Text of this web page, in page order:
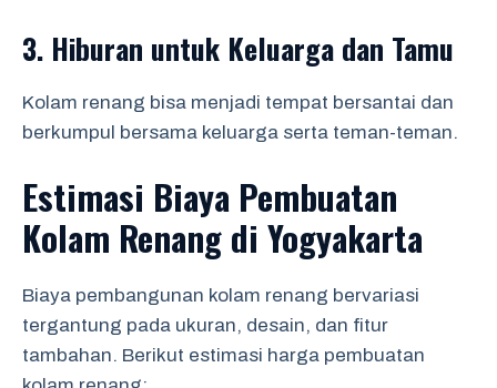
3. Hiburan untuk Keluarga dan Tamu
Kolam renang bisa menjadi tempat bersantai dan
berkumpul bersama keluarga serta teman-teman.
Estimasi Biaya Pembuatan
Kolam Renang di Yogyakarta
Biaya pembangunan kolam renang bervariasi
tergantung pada ukuran, desain, dan fitur
tambahan. Berikut estimasi harga pembuatan